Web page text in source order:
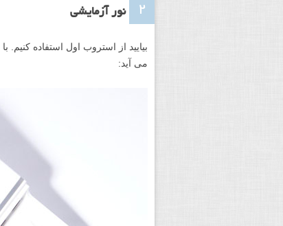
۲ نور آزمایشی
بیایید از استروب اول استفاده
می آید: